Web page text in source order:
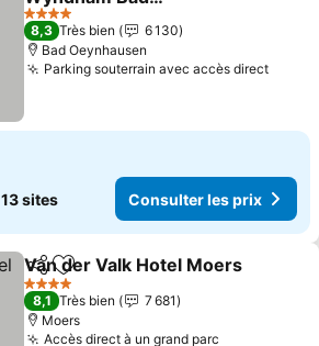
Oeynhausen
Consulter les prix
4 Étoiles
8,3 Très bien
6 130
Bad Oeynhausen
Parking souterrain avec accès direct
13 sites Consulter les prix
PartagerAjouter à mes favoris
Van der Valk Hotel Moers
4 Étoiles
8,1 Très bien
7 681
Moers
Accès direct à un grand parc